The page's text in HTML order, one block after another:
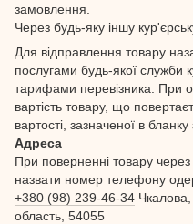
замовлення.
Через будь-яку іншу
Для відправлення товару
послугами будь-якої служби
тарифами перевізника. При
вартість товару, що
вартості, зазначеної в
Адреса
При поверненні товару
назвати номер телефону
+380 (98) 239-46-34
область, 54055